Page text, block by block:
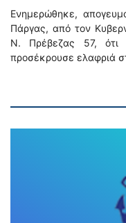
Ενημερώθηκε,
Πάργας, από τον
Ν. Πρέβεζας 57, ότι
προσέκρουσε ελαφριά